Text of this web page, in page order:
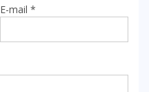
E-mail *